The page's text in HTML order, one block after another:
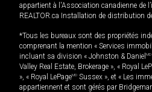
appartient à l'Association canadienne de
REALTOR.ca Installation de distribution
*Tous les bureaux sont des propriétés
comprenant la mention « Services
incluant sa division « Johnston & Daniel MD
Valley Real Estate, Brokerage », « Royal
», « Royal LePageMD Sussex », et « Les
appartiennent et sont gérés par